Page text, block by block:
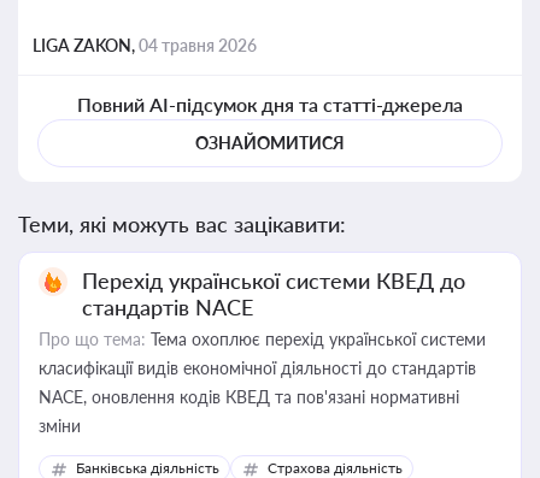
LIGA ZAKON,04 травня 2026
Повний AI-підсумок дня та статті-джерела
ОЗНАЙОМИТИСЯ
Теми, які можуть вас зацікавити:
Перехід української системи КВЕД до
стандартів NACE
Про що тема: Тема охоплює перехід української системи
класифікації видів економічної діяльності до стандартів
NACE, оновлення кодів КВЕД та пов'язані нормативні
зміни
Банківська діяльність
Страхова діяльність